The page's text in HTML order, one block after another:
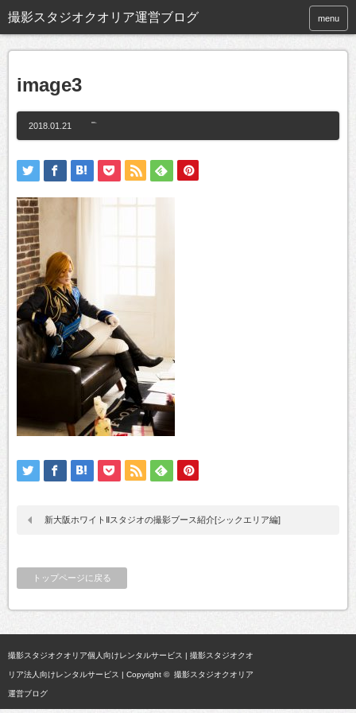
撮影スタジオクオリア運営ブログ menu
image3
2018.01.21
新大阪ホワイトⅡスタジオの撮影ブース紹介[シックエリア編]
トップページに戻る
撮影スタジオクオリア個人向けレンタルサービス | 撮影スタジオクオ
リア法人向けレンタルサービス | Copyright © 撮影スタジオクオリア
運営ブログ